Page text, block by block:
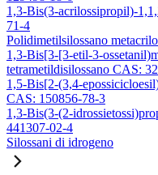
1,3-Bis(3-acrilossipropil)-
71-4
Polidimetilsilossano
1,3-Bis[3-[3-etil-3-
tetrametildisilossano CAS:
1,5-Bis[2-(3,4-
CAS: 150856-78-3
1,3-Bis(3-(2-
441307-02-4
Silossani di idrogeno